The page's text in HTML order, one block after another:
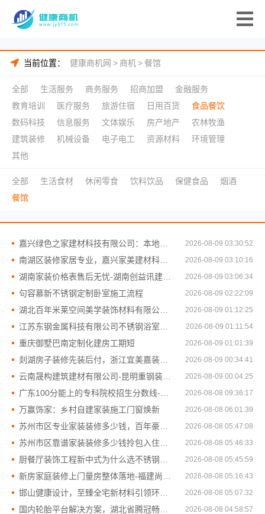
当前位置： 健康商机网 > 商机> 餐馆
全部 生活服务 商务服务 招商加盟
金融服务
教育培训
医疗服务 旅游住宿 日用百货
食品餐饮
数码科技
信息服务 文体娱乐 房产地产
农林牧渔
建筑装修
机械设备 电子电工 资源材料
环境管理
其他
全部 生活食材 休闲零食 饮料饮品 保健食品
烟酒
餐馆
2026-08-09 03:30:52
2026-08-09 03:10:16
2026-08-09 03:06:34
句容慕新不锈钢定制卧室施工流程 2026-08-09 02:22:09
2026-08-09 01:12:25
2026-08-09 01:11:54
重庆御墅巴南定制化建房工期短 2026-08-09 01:01:39
2026-08-09 00:34:41
2026-08-09 00:04:25
2026-08-08 09:36:17
万赢饰家：乡村自建家装施工门窗焕新 2026-08-08 06:01:39
2026-08-08 05:47:08
2026-08-08 05:46:33
2026-08-08 05:45:59
2026-08-08 05:16:43
2026-08-08 05:07:32
2026-08-08 04:58:57